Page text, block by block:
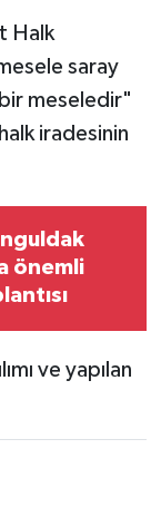
Halk
saray
meseledir"
iradesinin
önemli
ve yapılan